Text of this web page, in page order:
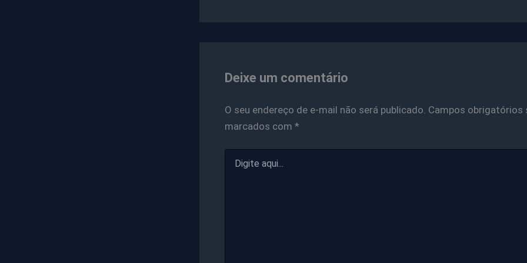
Deixe um comentário
O seu endereço de e-mail não será publicado. Campos obrigatórios
marcados com *
aqui...